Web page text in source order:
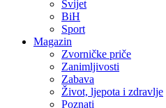
Svijet
BiH
Sport
Magazin
Zvorničke priče
Zanimljivosti
Zabava
Život, ljepota i zdravlje
Poznati